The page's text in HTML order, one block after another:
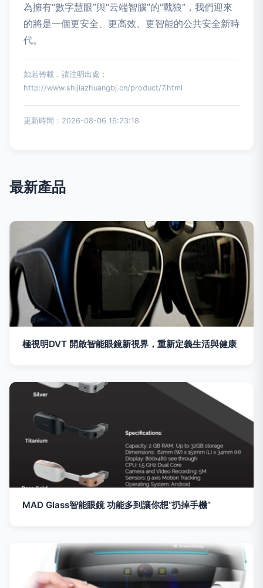
為擁有“數字慧眼”與“云端智腦”的“戰狼”，我們迎來
的將是一個更安全、更高效、更智能的公共安全新時
代。
如若轉載，請注明出處：
http://www.shijiazhuangbj.cn/product/7.html
更新時間：2026-08-06 16:23:18
最新產品
極視明DVT 開啟智能眼鏡新視界，重新定義生活與健康
MAD Glass智能眼鏡 功能多到讓你想“扔掉手機”